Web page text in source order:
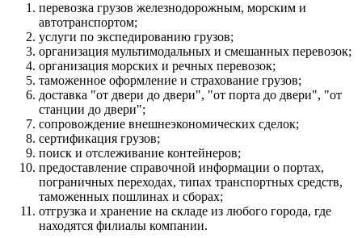
перевозка грузов железнодорожным, морским и
автотранспортом;
услуги по экспедированию грузов;
организация мультимодальных и смешанных перевозок;
организация морских и речных перевозок;
таможенное оформление и страхование грузов;
доставка "от двери до двери", "от порта до двери", "от
станции до двери";
сопровождение внешнеэкономических сделок;
сертификация грузов;
поиск и отслеживание контейнеров;
предоставление справочной информации о портах,
пограничных переходах, типах транспортных средств,
таможенных пошлинах и сборах;
отгрузка и хранение на складе из любого города, где
находятся филиалы компании.